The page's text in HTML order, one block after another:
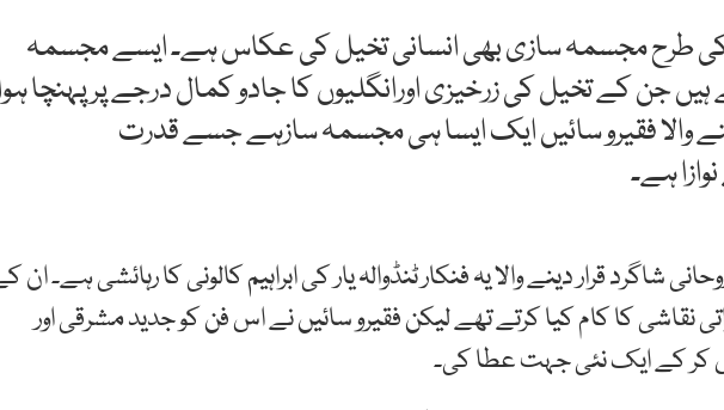
کی طرح مجسمہ سازی بھی انسانی تخیل کی عکاس ہے۔ ایسے مجسمہ
جن کے تخیل کی زرخیزی اورانگلیوں کا جادو کمال درجے پر پہنچا
والا فقیرو سائیں ایک ایسا ہی مجسمہ سازہے جسے قدرت
ہے۔
شاگرد قرار دینے والا یہ فنکار ٹنڈوالہ یار کی ابراہیم کالونی کا رہائشی ہے۔ ان
نقاشی کا کام کیا کرتے تھے لیکن فقیرو سائیں نے اس فن کو جدید مشرقی اور
کے ایک نئی جہت عطا کی۔